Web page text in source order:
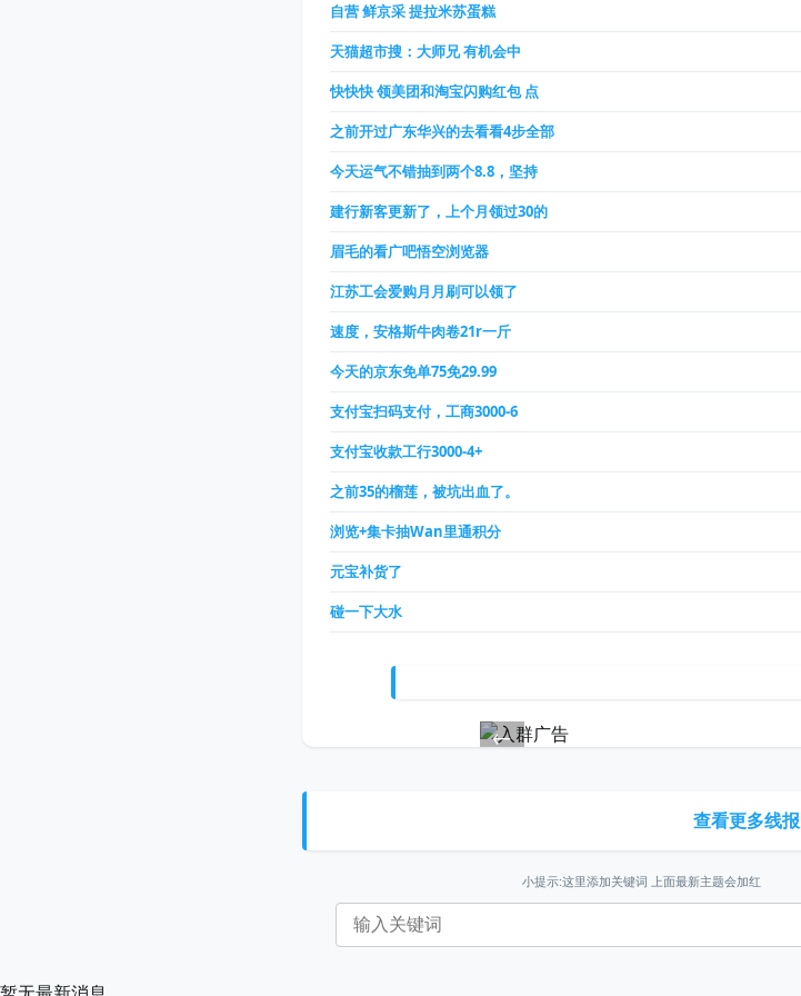
自营 鲜京采 提拉米苏蛋糕
天猫超市搜：大师兄 有机会中
快快快 领美团和淘宝闪购红包 点
之前开过广东华兴的去看看4步全部
今天运气不错抽到两个8.8，坚持
建行新客更新了，上个月领过30的
眉毛的看广吧悟空浏览器
江苏工会爱购月月刷可以领了
速度，安格斯牛肉卷21r一斤
今天的京东免单75免29.99
支付宝扫码支付，工商3000-6
支付宝收款工行3000-4+
之前35的榴莲，被坑出血了。
浏览+集卡抽Wan里通积分
元宝补货了
碰一下大水
←
查看更多线报
小提示:这里添加关键词 上面最新主题会加红